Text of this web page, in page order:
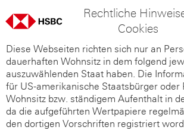
Rechtliche
Cookies
Diese Webseiten richten sich nur an
dauerhaften Wohnsitz in dem folgend
auszuwählenden Staat haben. Die
für US-amerikanische Staatsbürger oder
Wohnsitz bzw. ständigem Aufenthalt in
da die aufgeführten Wertpapiere
den dortigen Vorschriften registriert